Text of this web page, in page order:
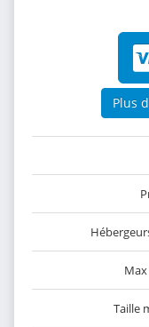
Plus
Taille